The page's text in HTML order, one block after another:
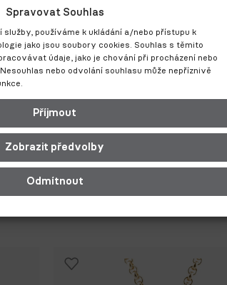
Spravovat Souhlas
používáme k ukládání a/nebo přístupu k
jako jsou soubory cookies. Souhlas s těmito
údaje, jako je chování při procházení nebo
nebo odvolání souhlasu může nepříznivě
Příjmout
Odmítnout
Zobrazit předvolby
Velikost
SKU: